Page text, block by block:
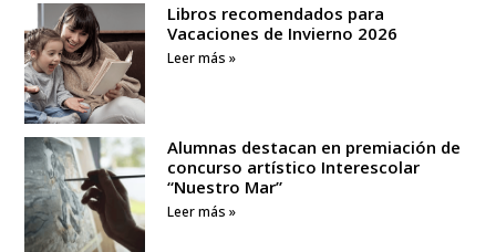
Libros recomendados para
Vacaciones de Invierno 2026
Leer más »
Alumnas destacan en premiación de
concurso artístico Interescolar
“Nuestro Mar”
Leer más »